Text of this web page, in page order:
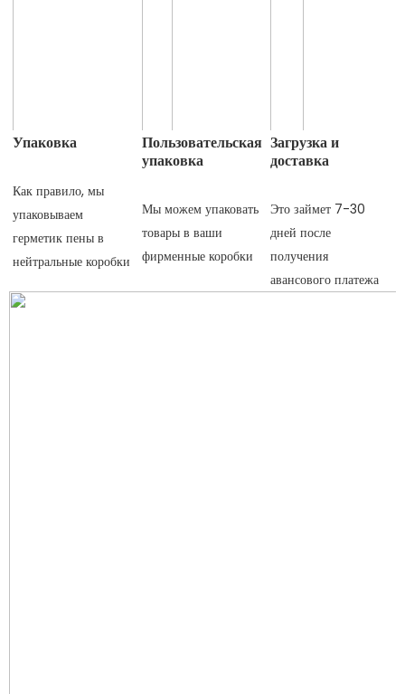
Упаковка
Как правило, мы
упаковываем
герметик пены в
Пользовательская
упаковка
Мы можем упаковать
товары в ваши
фирменные коробки
Загрузка и
доставка
Это займет 7-30
дней после
получения